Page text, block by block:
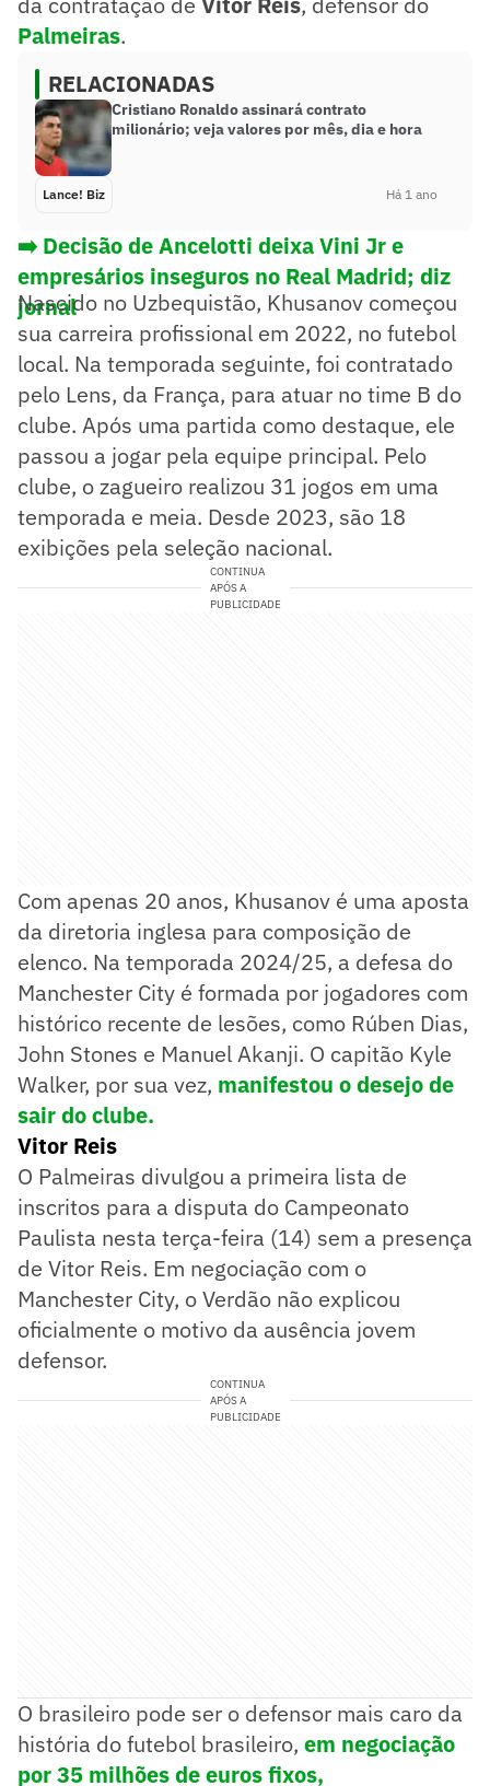
Palmeiras.
RELACIONADAS
Cristiano Ronaldo assinará contrato
milionário; veja valores por mês, dia e hora
Lance! Biz Há 1 ano
➡️ Decisão de Ancelotti deixa Vini Jr e
empresários inseguros no Real Madrid; diz
jornal
Nascido no Uzbequistão, Khusanov começou
sua carreira profissional em 2022, no futebol
local. Na temporada seguinte, foi contratado
pelo Lens, da França, para atuar no time B do
clube. Após uma partida como destaque, ele
passou a jogar pela equipe principal. Pelo
clube, o zagueiro realizou 31 jogos em uma
temporada e meia. Desde 2023, são 18
exibições pela seleção nacional.
CONTINUA
APÓS A
PUBLICIDADE
Com apenas 20 anos, Khusanov é uma aposta
da diretoria inglesa para composição de
elenco. Na temporada 2024/25, a defesa do
Manchester City é formada por jogadores com
histórico recente de lesões, como Rúben Dias,
John Stones e Manuel Akanji. O capitão Kyle
Walker, por sua vez, manifestou o desejo de
sair do clube.
Vitor Reis
O Palmeiras divulgou a primeira lista de
inscritos para a disputa do Campeonato
Paulista nesta terça-feira (14) sem a presença
de Vitor Reis. Em negociação com o
Manchester City, o Verdão não explicou
oficialmente o motivo da ausência jovem
defensor.
CONTINUA
APÓS A
PUBLICIDADE
O brasileiro pode ser o defensor mais caro da
história do futebol brasileiro, em negociação
por 35 milhões de euros fixos,